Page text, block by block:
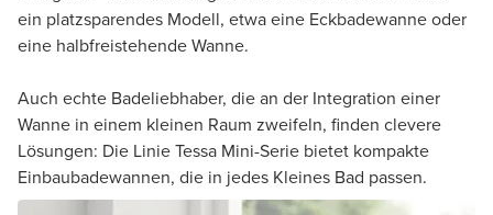
ein platzsparendes Modell, etwa eine Eckbadewanne oder
eine halbfreistehende Wanne.
Auch echte Badeliebhaber, die an der Integration einer
Wanne in einem kleinen Raum zweifeln, finden clevere
Lösungen: Die Linie Tessa Mini-Serie bietet kompakte
Einbaubadewannen, die in jedes Kleines Bad passen.